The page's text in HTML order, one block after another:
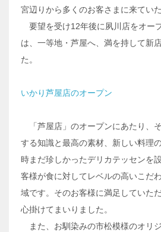
宮辺りから多くのお客さまに来てい
要望を受け12年後に夙川店をオー
は、一等地・芦屋へ、満を持して新
た。
いかり芦屋店のオープン
「芦屋店」のオープンにあたり、
する知識と最高の素材、新しい料理
時まだ珍しかったデリカテッセンを
客様が食に対してレベルの高いこだ
域です。そのお客様に満足していた
心掛けてまいりました。
また、お馴染みの市松模様のオリ